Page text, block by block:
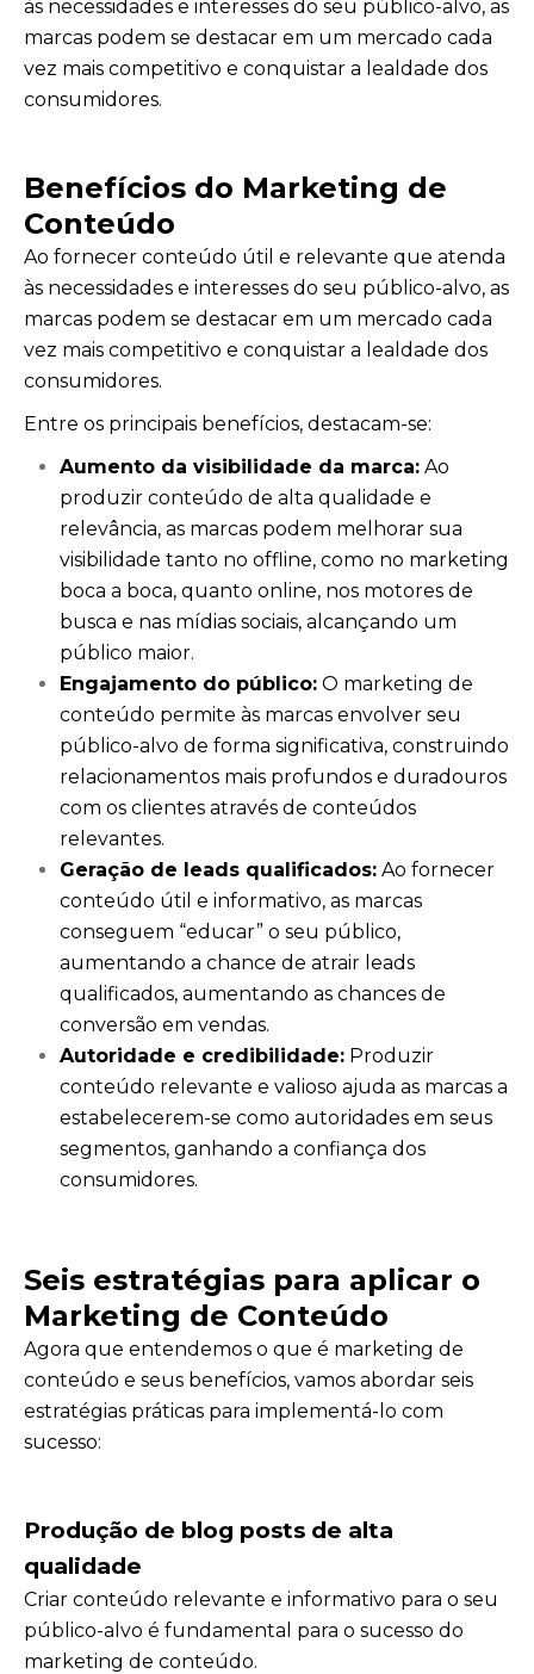
às necessidades e interesses do seu público-alvo, as
marcas podem se destacar em um mercado cada
vez mais competitivo e conquistar a lealdade dos
consumidores.
Benefícios do Marketing de
Conteúdo
Ao fornecer conteúdo útil e relevante que atenda
às necessidades e interesses do seu público-alvo, as
marcas podem se destacar em um mercado cada
vez mais competitivo e conquistar a lealdade dos
consumidores.
Entre os principais benefícios, destacam-se:
Aumento da visibilidade da marca: Ao
produzir conteúdo de alta qualidade e
relevância, as marcas podem melhorar sua
visibilidade tanto no offline, como no marketing
boca a boca, quanto online, nos motores de
busca e nas mídias sociais, alcançando um
público maior.
Engajamento do público: O marketing de
conteúdo permite às marcas envolver seu
público-alvo de forma significativa, construindo
relacionamentos mais profundos e duradouros
com os clientes através de conteúdos
relevantes.
Geração de leads qualificados: Ao fornecer
conteúdo útil e informativo, as marcas
conseguem “educar” o seu público,
aumentando a chance de atrair leads
qualificados, aumentando as chances de
conversão em vendas.
Autoridade e credibilidade: Produzir
conteúdo relevante e valioso ajuda as marcas a
estabelecerem-se como autoridades em seus
segmentos, ganhando a confiança dos
consumidores.
Seis estratégias para aplicar o
Marketing de Conteúdo
Agora que entendemos o que é marketing de
conteúdo e seus benefícios, vamos abordar seis
estratégias práticas para implementá-lo com
sucesso:
Produção de blog posts de alta
qualidade
Criar conteúdo relevante e informativo para o seu
público-alvo é fundamental para o sucesso do
marketing de conteúdo.